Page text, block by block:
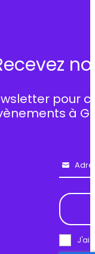
pour
à
Email
J'ai